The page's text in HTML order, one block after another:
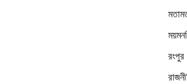
রংপুর